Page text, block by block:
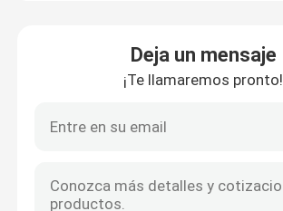
Todos los casos
tela reflexiva
Deja un mensaje
¡Te llamaremos pronto!